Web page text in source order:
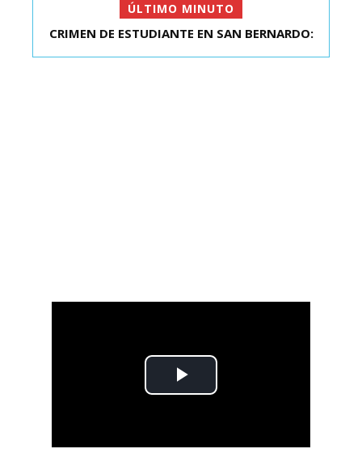
ÚLTIMO MINUTO
FIESTA EN EL MONUMENTAL: LA